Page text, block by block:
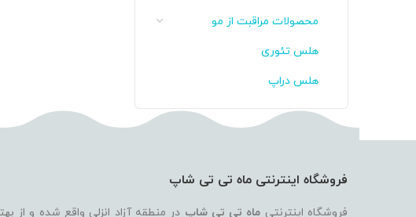
محصولات مراقبت از مو
هلس تئوری
هلس دراپ
فروشگاه اینترنتی ماه تی تی شاپ
فروشگاه اینترنتی ماه تی تی شاپ در منطقه آزاد انزلی واقع شده و از